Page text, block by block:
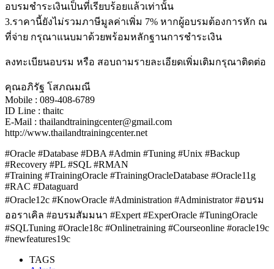
อบรมชำระเงินเป็นที่เรียบร้อยแล้วเท่านั้น
3.ราคานี้ยังไม่รวมภาษีมูลค่าเพิ่ม 7% หากผู้อบรมต้องการหัก ณ
ที่จ่าย กรุณาแนบมาด้วยพร้อมหลักฐานการชำระเงิน
ลงทะเบียนอบรม หรือ สอบถามรายละเอียดเพิ่มเติมกรุณาติดต่อ
คุณอภิรัฐ โสภณมณี
Mobile : 089-408-6789
ID Line : thaitc
E-Mail : thailandtrainingcenter@gmail.com
http://www.thailandtrainingcenter.net
#Oracle #Database #DBA #Admin #Tuning #Unix #Backup
#Recovery #PL #SQL #RMAN
#Training #TrainingOracle #TrainingOracleDatabase #Oracle11g
#RAC #Dataguard
#Oracle12c #KnowOracle #Administration #Administrator #อบรม
ออราเคิล #อบรมสัมมนา #Expert #ExperOracle #TuningOracle
#SQLTuning #Oracle18c #Onlinetraining #Courseonline #oracle19c
#newfeatures19c
TAGS